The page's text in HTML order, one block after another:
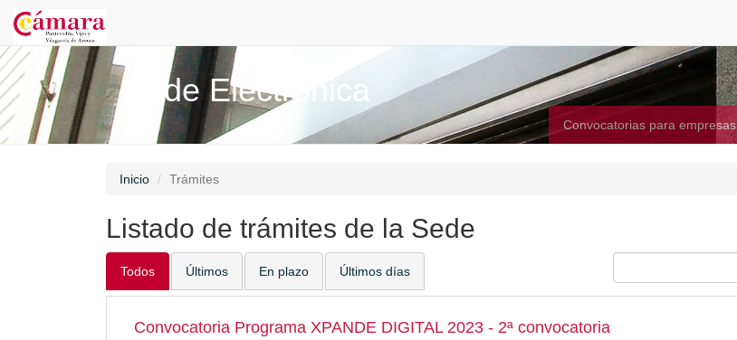
Sede Electrónica
Convocatorias para empresas
Inicio Trámites
Listado de trámites de la Sede
Todos Últimos En plazo Últimos días
Convocatoria Programa XPANDE DIGITAL 2023 - 2ª convocatoria